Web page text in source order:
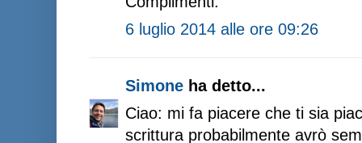
6 luglio 2014 alle ore 09:26
Simone ha detto...
Ciao: mi fa piacere che ti sia
scrittura probabilmente avrò